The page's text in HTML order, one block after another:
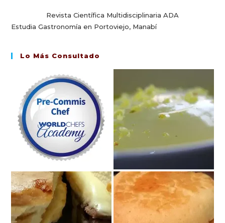
Revista Científica Multidisciplinaria ADA
Estudia Gastronomía en Portoviejo, Manabí
Lo Más Consultado